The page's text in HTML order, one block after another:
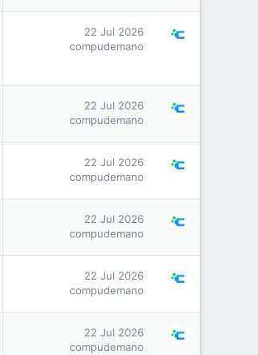
22 Jul 2026
compudemano
22 Jul 2026
compudemano
22 Jul 2026
compudemano
22 Jul 2026
compudemano
22 Jul 2026
compudemano
22 Jul 2026
compudemano